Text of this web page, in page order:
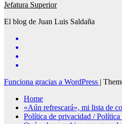
Jefatura Superior
El blog de Juan Luis Saldaña
Funciona gracias a WordPress |
Home
«Aún refrescará», mi lista de
Política de privacidad / Política